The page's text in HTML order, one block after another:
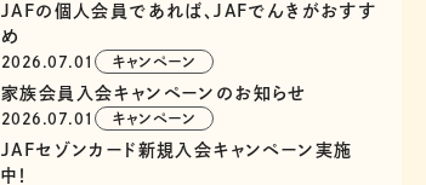
JAFの個人会員であれば、JAFでんきがおすす
め
2026.07.01 キャンペーン
家族会員入会キャンペーンのお知らせ
2026.07.01 キャンペーン
JAFセゾンカード新規入会キャンペーン実施
中！